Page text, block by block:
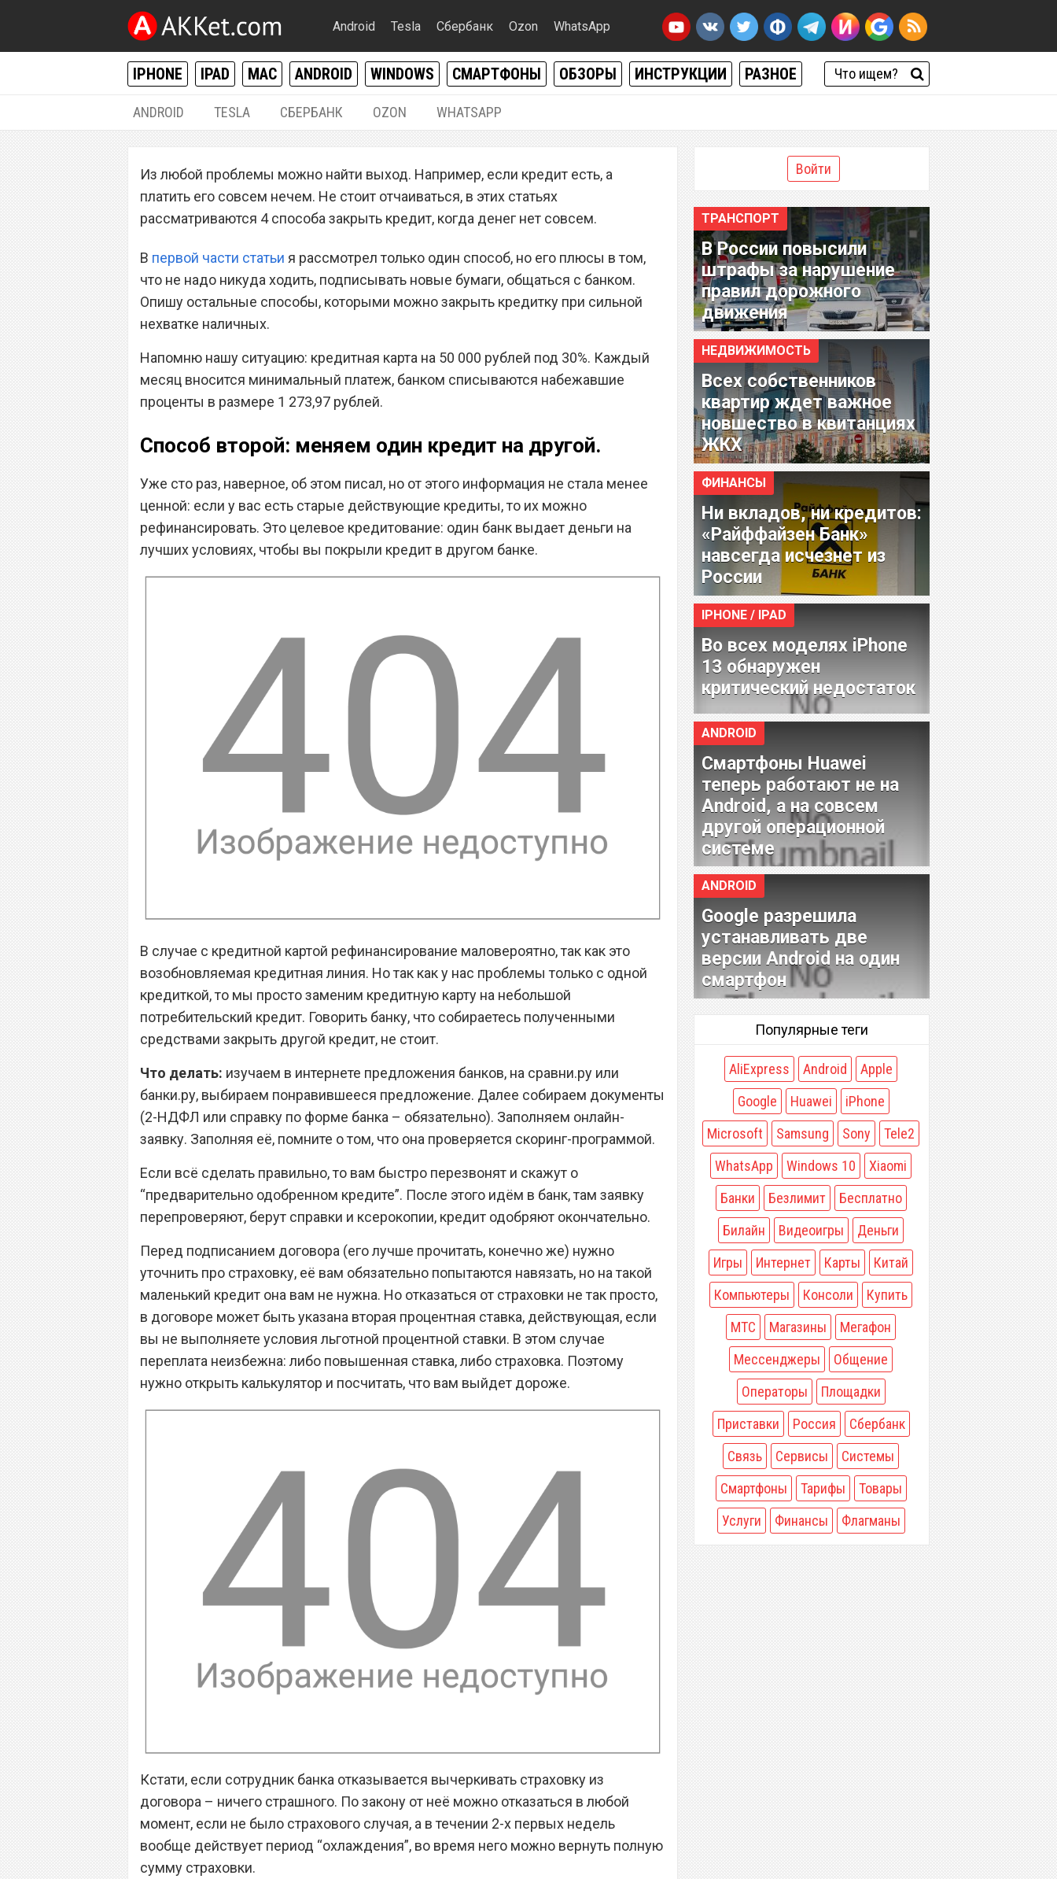
Android Tesla Сбербанк Ozon WhatsApp
IPHONE IPAD MAC ANDROID WINDOWS СМАРТФОНЫ ОБЗОРЫ ИНСТРУКЦИИ РАЗНОЕ
ANDROID TESLA СБЕРБАНК OZON WHATSAPP
Как закрыть кредитку, когда денег нет
совсем
Из любой проблемы можно найти выход. Например, если кредит есть, а
платить его совсем нечем. Не стоит отчаиваться, в этих статьях
рассматриваются 4 способа закрыть кредит, когда денег нет совсем.
В первой части статьи я рассмотрел только один способ, но его плюсы в том,
что не надо никуда ходить, подписывать новые бумаги, общаться с банком.
Опишу остальные способы, которыми можно закрыть кредитку при сильной
нехватке наличных.
Напомню нашу ситуацию: кредитная карта на 50 000 рублей под 30%. Каждый
месяц вносится минимальный платеж, банком списываются набежавшие
проценты в размере 1 273,97 рублей.
Способ второй: меняем один кредит на другой.
Уже сто раз, наверное, об этом писал, но от этого информация не стала менее
ценной: если у вас есть старые действующие кредиты, то их можно
рефинансировать. Это целевое кредитование: один банк выдает деньги на
лучших условиях, чтобы вы покрыли кредит в другом банке.
В случае с кредитной картой рефинансирование маловероятно, так как это
возобновляемая кредитная линия. Но так как у нас проблемы только с одной
кредиткой, то мы просто заменим кредитную карту на небольшой
потребительский кредит. Говорить банку, что собираетесь полученными
средствами закрыть другой кредит, не стоит.
Что делать: изучаем в интернете предложения банков, на сравни.ру или
банки.ру, выбираем понравившееся предложение. Далее собираем документы
(2-НДФЛ или справку по форме банка – обязательно). Заполняем онлайн-
заявку. Заполняя её, помните о том, что она проверяется скоринг-программой.
Если всё сделать правильно, то вам быстро перезвонят и скажут о
“предварительно одобренном кредите”. После этого идём в банк, там заявку
перепроверяют, берут справки и ксерокопии, кредит одобряют окончательно.
Перед подписанием договора (его лучше прочитать, конечно же) нужно
уточнить про страховку, её вам обязательно попытаются навязать, но на такой
маленький кредит она вам не нужна. Но отказаться от страховки не так просто,
в договоре может быть указана вторая процентная ставка, действующая, если
вы не выполняете условия льготной процентной ставки. В этом случае
переплата неизбежна: либо повышенная ставка, либо страховка. Поэтому
нужно открыть калькулятор и посчитать, что вам выйдет дороже.
Кстати, если сотрудник банка отказывается вычеркивать страховку из
договора – ничего страшного. По закону от неё можно отказаться в любой
момент, если не было страхового случая, а в течении 2-х первых недель
вообще действует период “охлаждения”, во время него можно вернуть полную
сумму страховки.
Войти
ТРАНСПОРТ
В России повысили
штрафы за нарушение
правил дорожного
движения
НЕДВИЖИМОСТЬ
Всех собственников
квартир ждет важное
новшество в квитанциях
ЖКХ
ФИНАНСЫ
Ни вкладов, ни кредитов:
«Райффайзен Банк»
навсегда исчезнет из
России
IPHONE / IPAD
Во всех моделях iPhone
13 обнаружен
критический недостаток
ANDROID
Смартфоны Huawei
теперь работают не на
Android, а на совсем
другой операционной
системе
ANDROID
Google разрешила
устанавливать две
версии Android на один
смартфон
Популярные теги
AliExpress Android
Apple
Google
Huawei
iPhone
Microsoft
Samsung Sony
Tele2
WhatsApp
Windows 10
Xiaomi
Банки
Безлимит
Бесплатно
Билайн
Видеоигры
Деньги
Игры
Интернет Карты
Китай
Компьютеры
Консоли
Купить
МТС
Магазины
Мегафон
Мессенджеры
Общение
Операторы
Площадки
Приставки
Россия
Сбербанк
Связь
Сервисы
Системы
Смартфоны
Тарифы
Товары
Услуги
Финансы Флагманы